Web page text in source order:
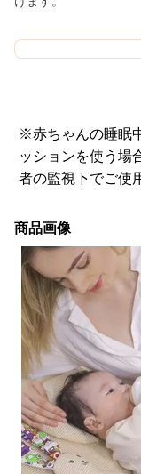
※赤ちゃんの睡眠
ッションを使う場
者の監視下でご使
商品画像